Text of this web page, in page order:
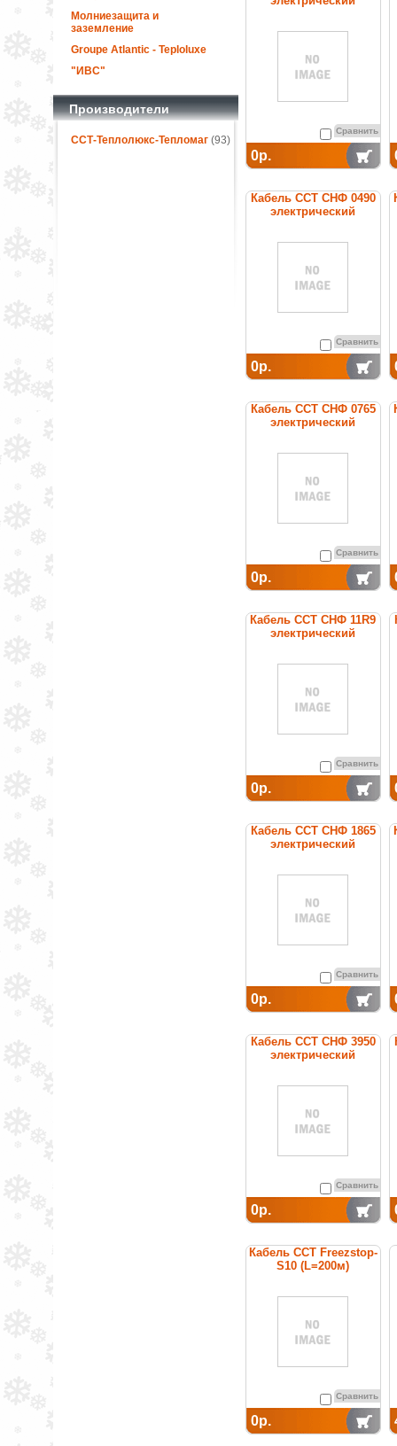
Молниезащита и
заземление
Groupe Atlantic - Teploluxe
"ИВС"
Производители
ССТ-Теплолюкс-Тепломаг(93)
Сравнить
0р.
Кабель ССТ СНФ 0490
электрический
Сравнить
0р.
Кабель ССТ СНФ 0765
электрический
Сравнить
0р.
Кабель ССТ СНФ 11R9
электрический
Сравнить
0р.
Кабель ССТ СНФ 1865
электрический
Сравнить
0р.
Кабель ССТ СНФ 3950
электрический
Сравнить
0р.
Кабель ССТ Freezstop-
S10 (L=200м)
Сравнить
0р.